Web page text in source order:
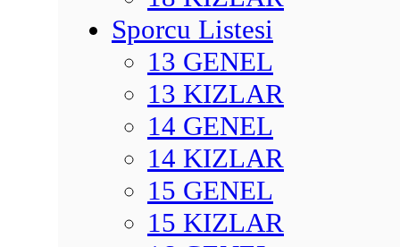
Sporcu Listesi
13 GENEL
13 KIZLAR
14 GENEL
14 KIZLAR
15 GENEL
15 KIZLAR